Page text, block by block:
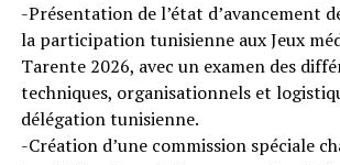
-Présentation de l’état d’avancement
la participation tunisienne aux Jeux
Tarente 2026, avec un examen des
techniques, organisationnels et
délégation tunisienne.
-Création d’une commission spéciale